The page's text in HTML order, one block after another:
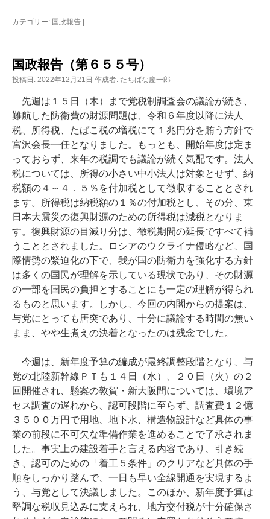
カテゴリー: 国政報告 |
国政報告（第６５５号）
投稿日: 2022年12月21日 作成者: たちばな慶一郎
先週は１５日（木）まで党税制調査会の議論が続き、
難航した防衛費の財源問題は、令和６年度以降に法人
税、所得税、たばこ税の増税にて１兆円分を賄う方針で
宮沢会長一任となりました。もっとも、開始年度は定ま
っておらず、来年の税調でも議論が続く気配です。法人
税については、所得の小さい中小法人は対象とせず、納
税額の４～４．５％を付加税として徴収することとされ
ます。所得税は納税額の１％の付加税とし、その分、東
日本大震災の復興財源のための所得税は減税となりま
す。復興財源の目減り分は、徴税期間の延長ですべて補
うこととされました。ロシアのウクライナ侵略など、国
際情勢の緊迫化の下で、我が国の防衛力を強化する方針
は多くの国民が理解を示している現状であり、その財源
の一部を国民の負担とすることにも一定の理解が得られ
るものと思います。しかし、今回の内閣からの提案は、
与党にとっても唐突であり、十分に議論する時間の無い
まま、やや生煮えの決着となったのは残念でした。
今週は、新年度予算の編成が最終調整段階となり、与
党の北陸新幹線ＰＴも１４日（水）、２０日（火）の２
回開催され、懸案の敦賀・新大阪間については、環境ア
セス調査の遅れから、認可段階に至らず、調査費１２億
３５００万円で用地、地下水、構造物設計など具体の事
業の前段に不可欠な準備作業を進めることで了承されま
した。事実上の建設着手と言える内容であり、引き続
き、認可のための「着工５条件」のクリアなど具体の手
順をしっかり踏んで、一日も早い全線開通を実現するよ
う、与党として決議しました。このほか、新年度予算は
堅調な税収見込みに支えられ、地方交付税が十分確保さ